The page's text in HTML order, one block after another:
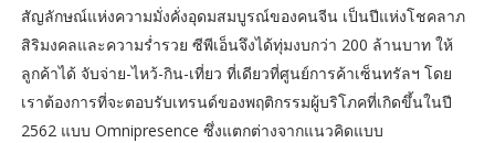
สัญลักษณ์แห่งความมั่งคั่งอุดมสมบูรณ์ของคนจีน เป็นปีแห่งโชคลาภ
สิริมงคลและความร่ำรวย ซีพีเอ็นจึงได้ทุ่มงบกว่า 200 ล้านบาท ให้
ลูกค้าได้ จับจ่าย-ไหว้-กิน-เที่ยว ที่เดียวที่ศูนย์การค้าเซ็นทรัลฯ โดย
เราต้องการที่จะตอบรับเทรนด์ของพฤติกรรมผู้บริโภคที่เกิดขึ้นในปี
2562 แบบ Omnipresence ซึ่งแตกต่างจากแนวคิดแบบ